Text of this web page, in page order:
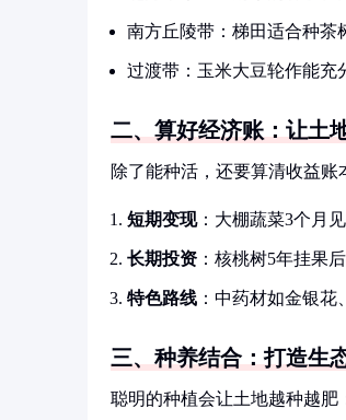
南方丘陵带：梯田适合种茶
过渡带：玉米大豆轮作能充
二、算好经济账：让土
除了能种活，还要算清收益账
短期变现：大棚蔬菜3个月
长期投资 ：核桃树5年挂果
特色路线 ：中药材如金银
三、种养结合：打造生
聪明的种植会让土地越种越肥